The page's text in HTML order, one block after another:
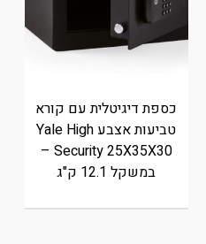
כספת דיגיטלית עם קורא
טביעות אצבע Yale High
Security 25X35X30 –
במשקל 12.1 ק"ג